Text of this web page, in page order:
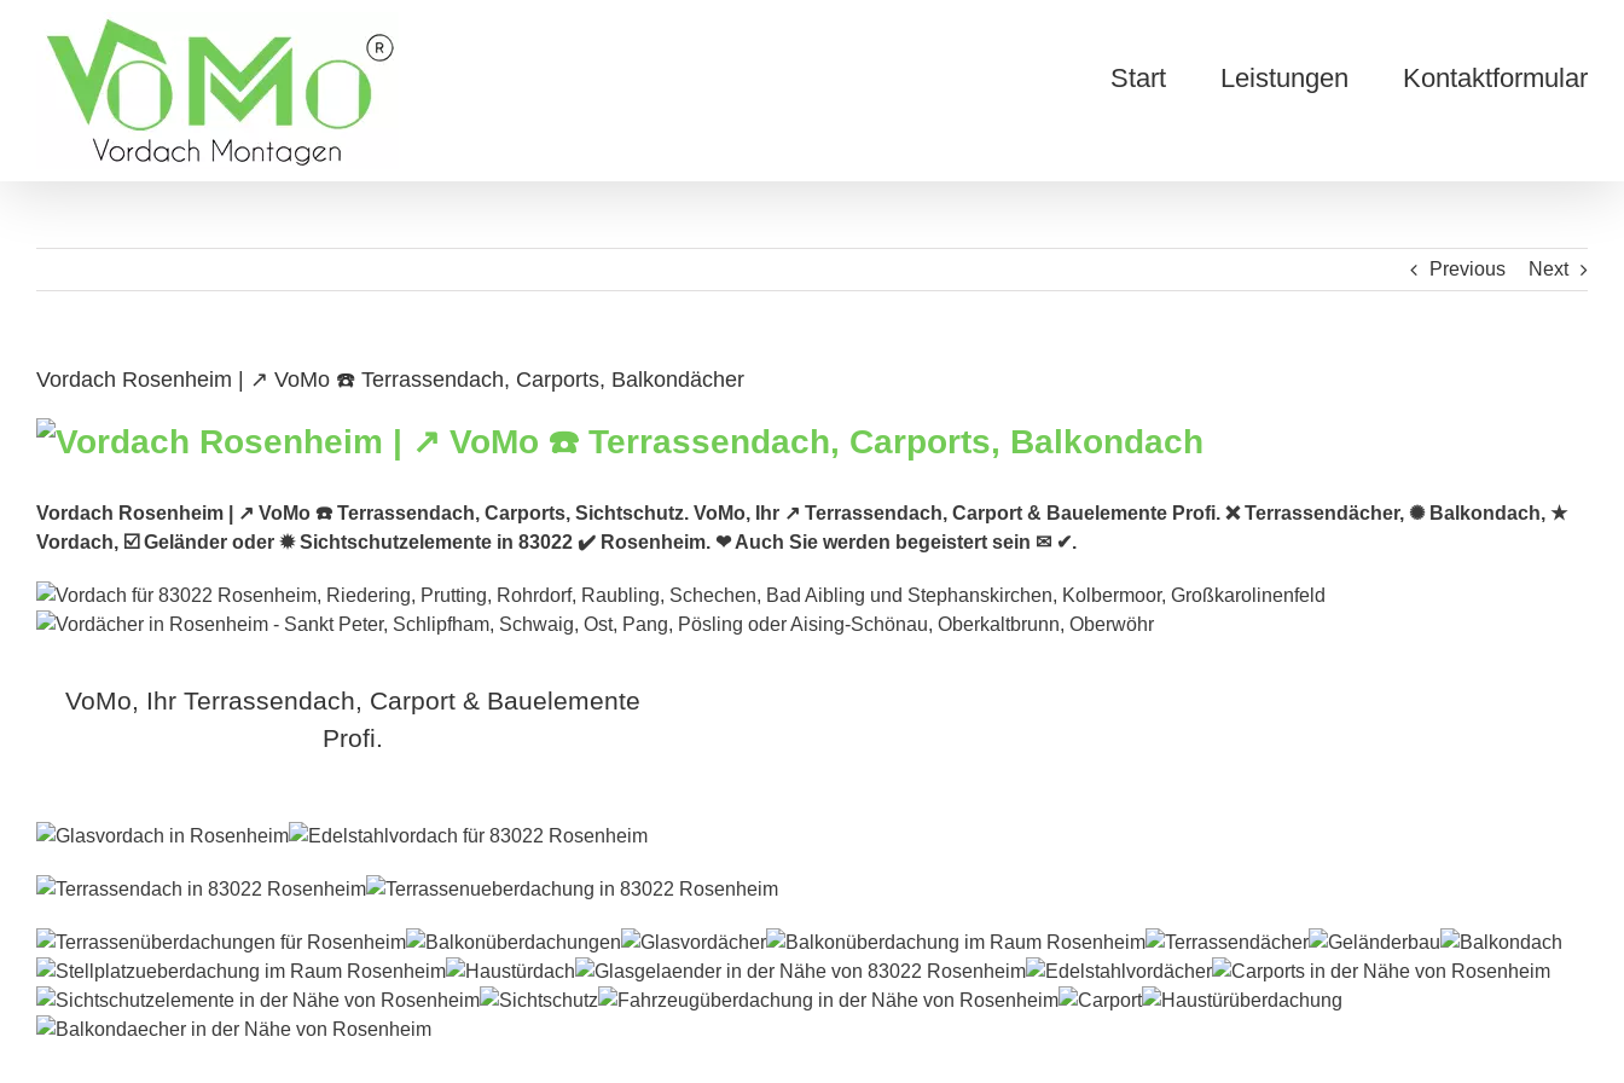
content
Start Leistungen Kontaktformular
Previous Next
Vordach Rosenheim | ↗️ VoMo ☎️ Terrassendach, Carports, Balkondächer
Vordach Rosenheim | ↗️ VoMo ☎️ Terrassendach, Carports, Sichtschutz. VoMo, Ihr ↗️ Terrassendach, Carport & Bauelemente Profi. ❌ Terrassendächer, ✺ Balkondach, ★
Vordach, ☑️ Geländer oder ✹ Sichtschutzelemente in 83022 ✔️ Rosenheim. ❤ Auch Sie werden begeistert sein ✉ ✔.
VoMo, Ihr Terrassendach, Carport & Bauelemente
Profi.